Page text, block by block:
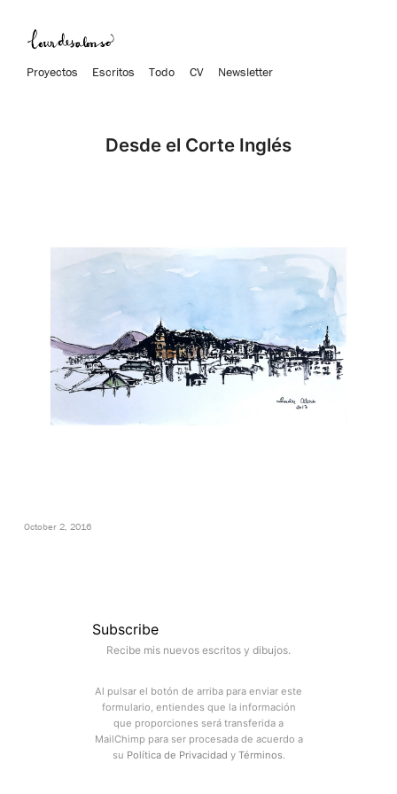
Proyectos Escritos Todo CV Newsletter
Desde el Corte Inglés
October 2, 2016
Subscribe
Recibe mis nuevos escritos y dibujos.
Al pulsar el botón de arriba para enviar este
formulario, entiendes que la información
que proporciones será transferida a
MailChimp para ser procesada de acuerdo a
su Política de Privacidad y Términos.